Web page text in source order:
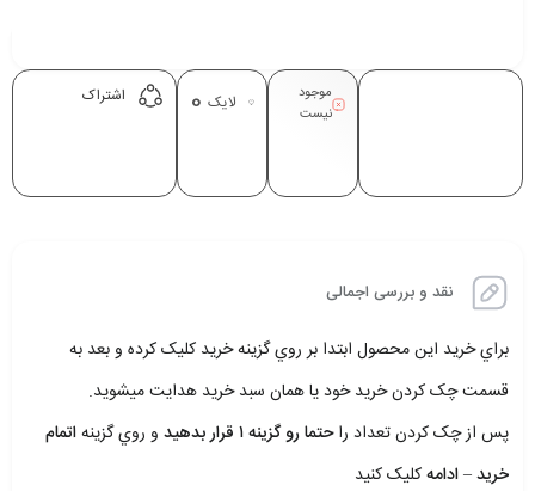
موجود
نیست
لایک 0 اشتراک
نقد و بررسی اجمالی
براي خريد اين محصول ابتدا بر روي گزينه خريد کليک کرده و بعد به
قسمت چک کردن خريد خود يا همان سبد خريد هدايت ميشويد.
پس از چک کردن تعداد راحتما رو گزينه ۱ قرار بدهيد و روي گزينهاتمام
خريد – ادامهکليک کنيد